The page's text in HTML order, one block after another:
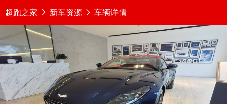
超跑之家  新车资源  车辆详情